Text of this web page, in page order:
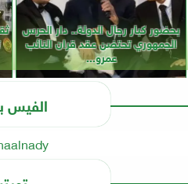
بحضور كبار رجال الدولة.. دار الحرس
الجمهوري تحتضن عقد قران النائب
عمرو...
الفيس